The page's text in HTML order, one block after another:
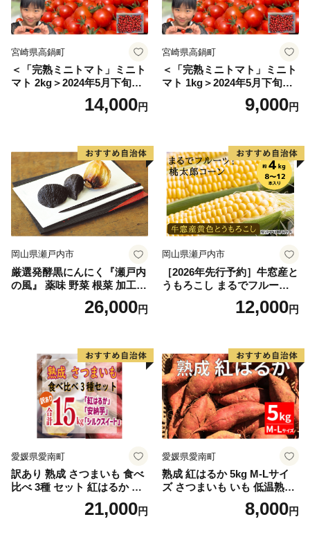
宮崎県高鍋町
＜「完熟ミニトマト」ミニト
マト 2kg＞2024年5月下旬迄
に順次出荷 野菜ソムリエサ
ミット アルル・リリカ共に
県 高鍋町産 産地直送 有機肥
料使用 高糖度 西森農園
14,000円
宮崎県高鍋町
＜「完熟ミニトマト」ミニト
マト 1kg＞2024年5月下旬迄
に順次出荷 野菜ソムリエサ
ミット アルル・リリカ共に
県 高鍋町産 産地直送 有機肥
料使用 高糖度 西森農園
9,000円
岡山県瀬戸内市
厳選発酵黒にんにく『瀬戸内
の風』 薬味 野菜 根菜 加工食
26,000円
岡山県瀬戸内市
［2026年先行予約］牛窓産と
うもろこし まるでフルー
ツ！最高糖度25度超え 生で
甘い、茹でて美味い！ 黄色
野菜
12,000円
愛媛県愛南町
訳あり 熟成 さつまいも 食べ
比べ 3種 セット 紅はるか 安
納芋 シルクスイート 合計 15
kg サイズ混合 サツマイモ 焼
21,000円
愛媛県愛南町
熟成 紅はるか 5kg M-Lサイ
ズ さつまいも いも 低温熟成
完全熟成収穫 甘い 糖度 焼き
芋 やきいも スイートポテト
8,000円